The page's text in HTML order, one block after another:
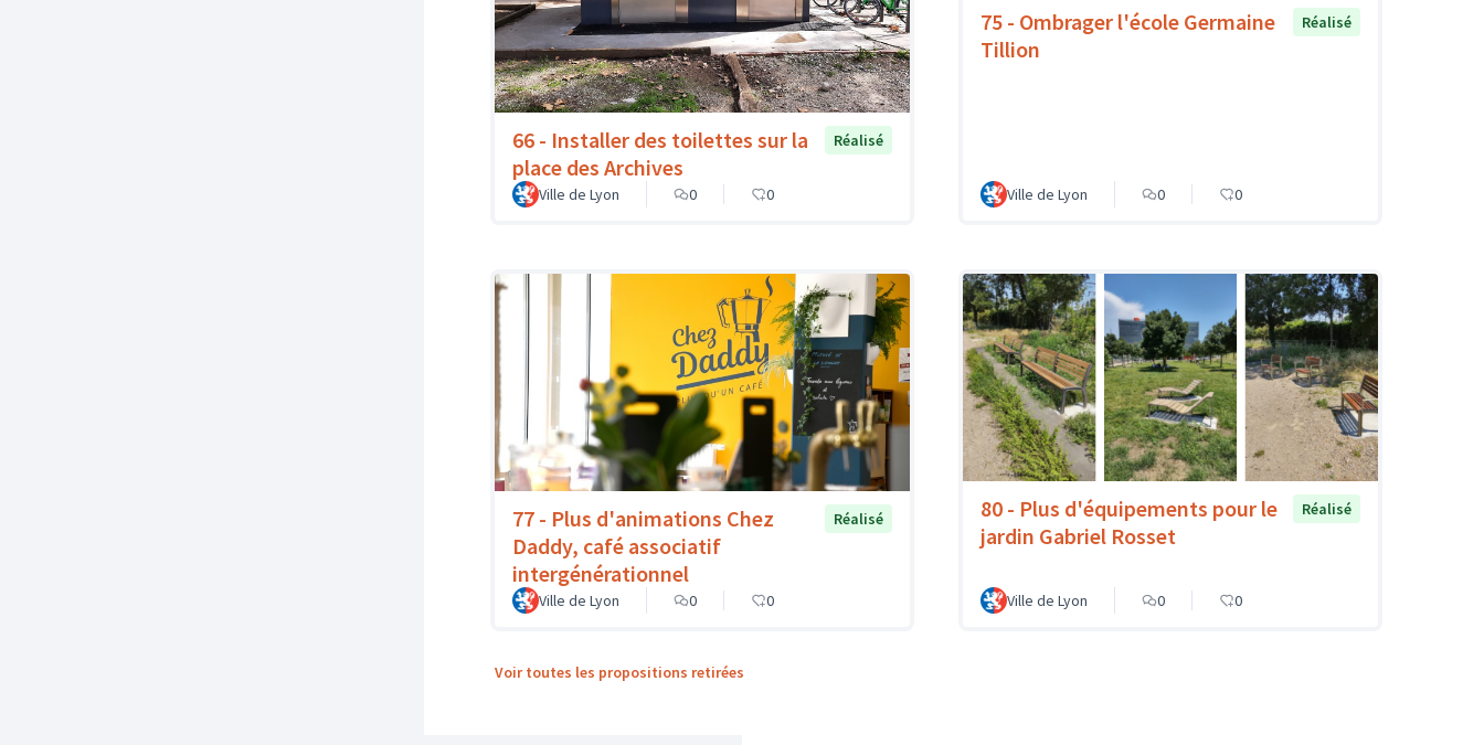
66 - Installer des toilettes sur la
place des Archives
Réalisé
Ville de Lyon 0 0
75 - Ombrager l'école Germaine
Tillion
Réalisé
Ville de Lyon 0 0
77 - Plus d'animations Chez
Daddy, café associatif
intergénérationnel
Réalisé
Ville de Lyon 0 0
80 - Plus d'équipements pour le
jardin Gabriel Rosset
Réalisé
Ville de Lyon 0 0
Voir toutes les propositions retirées